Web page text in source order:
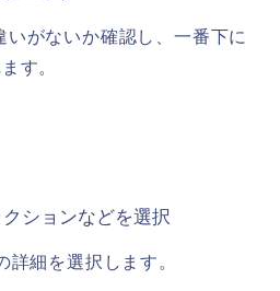
がないか確認し、一番下に
す。
ションなどを選択
細を選択します。